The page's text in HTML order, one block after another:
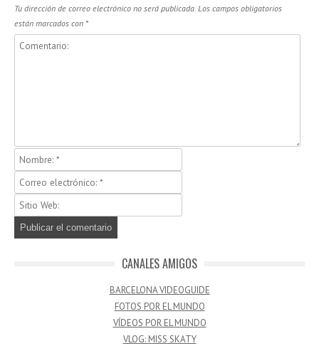
Tu dirección de correo electrónico no será publicada. Los campos obligatorios
están marcados con *
CANALES AMIGOS
BARCELONA VIDEOGUIDE
FOTOS POR EL MUNDO
VÍDEOS POR EL MUNDO
VLOG: MISS SKATY